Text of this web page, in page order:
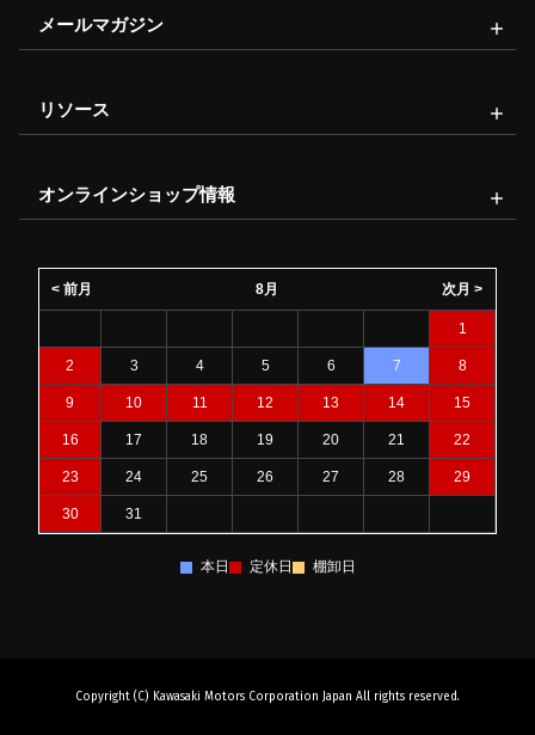
メールマガジン
リソース
オンラインショップ情報
8月
< 前月 次月 >
1
2 3 4 5 6 7 8
9 10 11 12 13 14 15
16 17 18 19 20 21 22
23 24 25 26 27 28 29
30 31
本日 定休日 棚卸日
Copyright (C) Kawasaki Motors Corporation Japan All rights reserved.